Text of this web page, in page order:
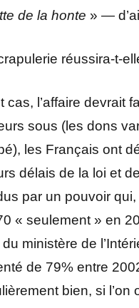
de la honte » —
réussira-t-
cas, l’affaire devrait
sous (les dons
les Français ont
délais de la loi et
par un pouvoir
« seulement » en
ministère de
de 79% entre
bien, si l’on